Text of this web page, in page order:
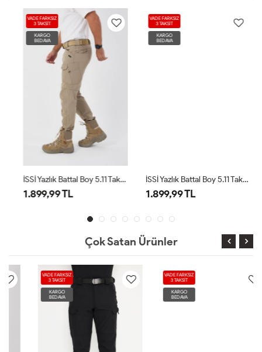
VADE FARKSIZ
3 TAKSİT
KARGO
BEDAVA
İSSİ Yazlık Battal Boy 5.11 Taktik Pantolon Çöl
1.899,99 TL
VADE FARKSIZ
3 TAKSİT
KARGO
BEDAVA
İSSİ Yazlık Battal Boy 5.11 Taktik Pantolon Lacivert
1.899,99 TL
Çok Satan Ürünler
VADE FARKSIZ
VADE FARKSIZ